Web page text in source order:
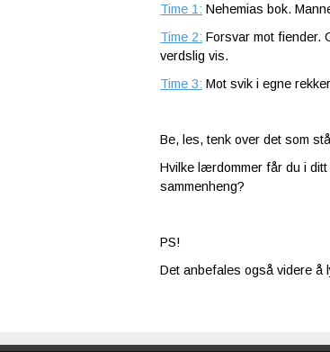
Time 1: Nehemias bok.
Time 2: Forsvar mot fiender.
verdslig vis.
Time 3: Mot svik i egne rekker
Be, les, tenk over det som
Hvilke lærdommer får du i
sammenheng?
PS!
Det anbefales også videre å